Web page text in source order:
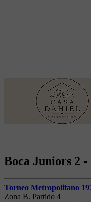
Boca Juniors 2
Torneo Metropolitano
Zona B. Partido 4